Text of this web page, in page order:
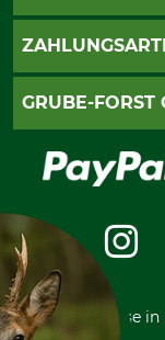
AGB
Widerrufsformular
Zahlungsarten
PayPal
Rechnung
Vorkasse
GRUBE-FORST
Karriere
Über uns
Community
International
*Alle Preise